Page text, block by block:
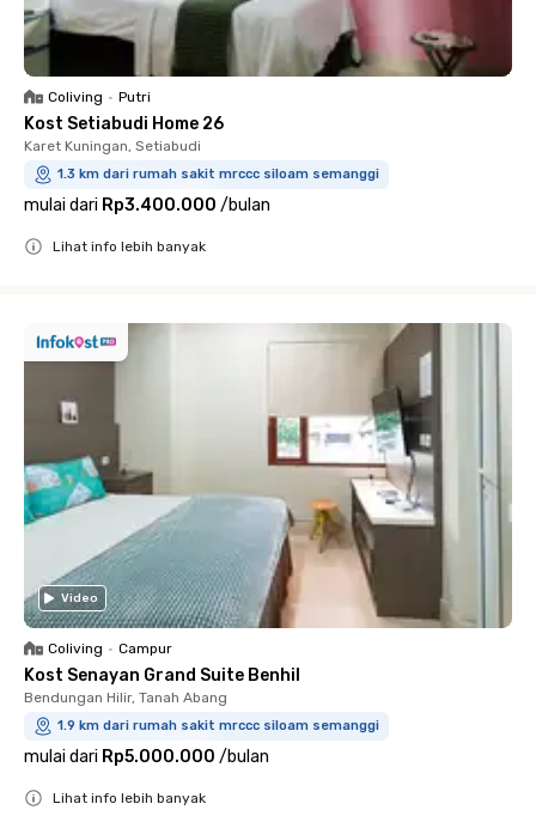
Coliving • Putri
Kost Setiabudi Home 26
Karet Kuningan, Setiabudi
1.3 km dari rumah sakit mrccc siloam semanggi
mulai dari Rp3.400.000 /bulan
Lihat info lebih banyak
Video
Coliving • Campur
Kost Senayan Grand Suite Benhil
Bendungan Hilir, Tanah Abang
1.9 km dari rumah sakit mrccc siloam semanggi
mulai dari Rp5.000.000 /bulan
Lihat info lebih banyak